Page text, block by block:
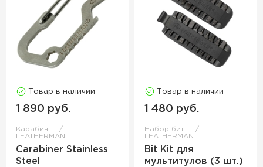
Товар в наличии
1 890 руб.
Карабин
LEATHERMAN
Carabiner Stainless
Steel
Товар в наличии
1 480 руб.
Набор бит
LEATHERMAN
Bit Kit для
мультитулов (3 шт.)